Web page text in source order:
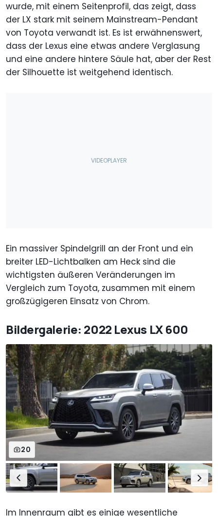
wurde, mit einem Seitenprofil, das zeigt, dass
der LX stark mit seinem Mainstream-Pendant
von Toyota verwandt ist. Es ist erwähnenswert,
dass der Lexus eine etwas andere Verglasung
und eine andere hintere Säule hat, aber der Rest
der Silhouette ist weitgehend identisch.
Ein massiver Spindelgrill an der Front und ein
breiter LED-Lichtbalken am Heck sind die
wichtigsten äußeren Veränderungen im
Vergleich zum Toyota, zusammen mit einem
großzügigeren Einsatz von Chrom.
Bildergalerie: 2022 Lexus LX 600
20
Im Innenraum gibt es einige wesentliche